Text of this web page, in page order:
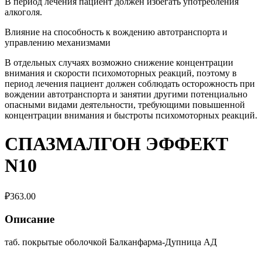
алкоголя.
Влияние на способность к вождению автотранспорта и
управлению механизмами
В отдельных случаях возможно снижение концентрации
внимания и скорости психомоторных реакций, поэтому в
период лечения пациент должен соблюдать осторожность при
вождении автотранспорта и занятии другими потенциально
опасными видами деятельности, требующими повышенной
концентрации внимания и быстроты психомоторных реакций.
СПАЗМАЛГОН ЭФФЕКТ
N10
₽363.00
Описание
таб. покрытые оболочкой Балканфарма-Дупница АД